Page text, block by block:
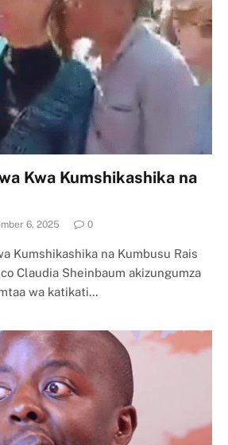
Kwa Kumshikashika na
6, 2025 0
Kumshikashika na Kumbusu Rais
Claudia Sheinbaum akizungumza
wa katikati…